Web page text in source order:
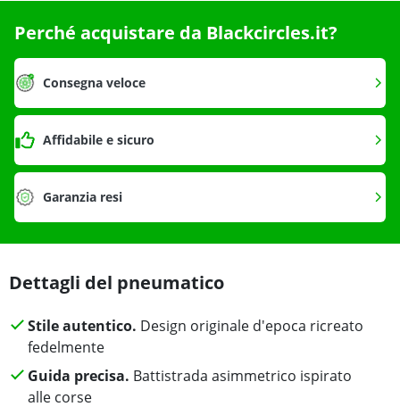
Perché acquistare da Blackcircles.it?
Consegna veloce
Affidabile e sicuro
Garanzia resi
Dettagli del pneumatico
Stile autentico. Design originale d'epoca ricreato
fedelmente
Guida precisa. Battistrada asimmetrico ispirato
alle corse